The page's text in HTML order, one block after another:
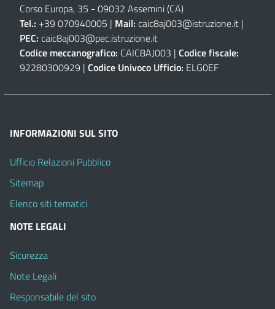
Corso Europa, 35 - 09032 Assemini (CA)
Tel.: +39 070940005 | Mail: caic8aj003@istruzione.it |
PEC: caic8aj003@pec.istruzione.it
Codice meccanografico: CAIC8AJ003 | Codice fiscale:
92280300929 | Codice Univoco Ufficio: ELG0EF
INFORMAZIONI SUL SITO
Ufficio Relazioni Pubblico
Sitemap
Elenco siti tematici
NOTE LEGALI
Sicurezza
Note Legali
Responsabile del sito